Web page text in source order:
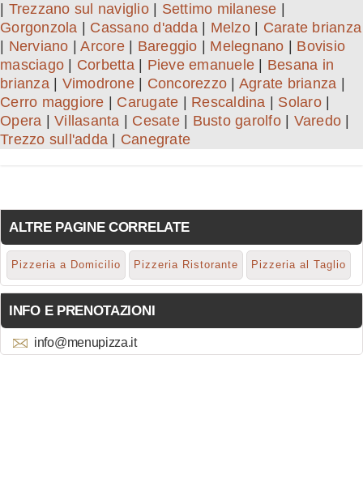
Trezzano sul naviglio| Settimo milanese
Gorgonzola
Cassano d'adda| Melzo| Carate brianza
Nerviano |Arcore| Bareggio Melegnano
Bovisio
masciago
Corbetta| Pieve emanuele
Besana in
brianza| Vimodrone| Concorezzo Agrate brianza
Cerro maggiore
Carugate Rescaldina Solaro|
Opera
Villasanta Cesate| Busto garolfo| Varedo
Trezzo sull'adda
Canegrate
ALTRE PAGINE CORRELATE
Pizzeria a Domicilio Pizzeria Ristorante Pizzeria al Taglio
INFO E PRENOTAZIONI
info@menupizza.it